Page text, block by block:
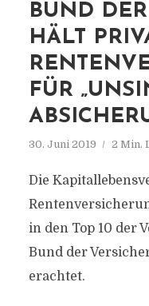
BUND
HÄLT
FÜR
30. Juni 2019 2 Min.
Die
in den Top 10 der
Bund der
erachtet.